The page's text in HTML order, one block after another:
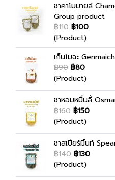
ชาคาโมมายล์
Group product
฿110 ฿100
(Product)
เก็นไมฉะ
฿90 ฿80
(Product)
ชาหอมหมื่นลี้
฿160 ฿150
(Product)
ชาสเปียร์มิ้นท์
฿140 ฿130
(Product)